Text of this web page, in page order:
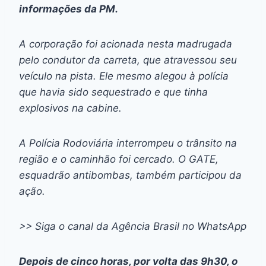
informações da PM.
A corporação foi acionada nesta madrugada
pelo condutor da carreta, que atravessou seu
veículo na pista. Ele mesmo alegou à polícia
que havia sido sequestrado e que tinha
explosivos na cabine.
A Polícia Rodoviária interrompeu o trânsito na
região e o caminhão foi cercado. O GATE,
esquadrão antibombas, também participou da
ação.
>> Siga o canal da Agência Brasil no WhatsApp
Depois de cinco horas, por volta das 9h30, o